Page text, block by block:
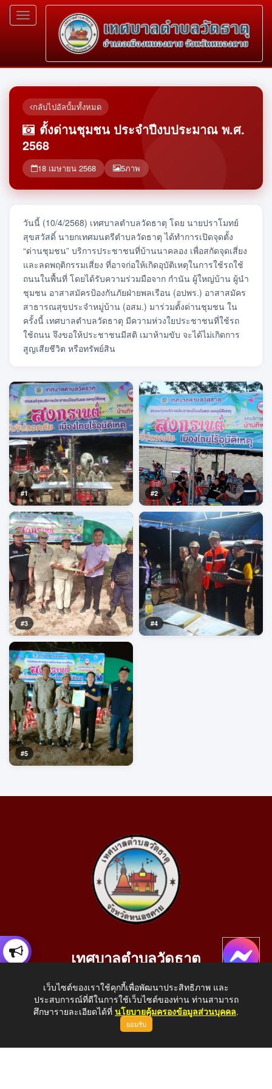
Toggle
navigation
กลับไปอัลบั้มทั้งหมด
ตั้งด่านชุมชน ประจำปีงบประมาณ พ.ศ.
2568
18 เมษายน 2568 5ภาพ
วันนี้ (10/4/2568) เทศบาลตำบลวัดธาตุ โดย นายปราโมทย์
สุขสวัสดิ์ นายกเทศมนตรีตำบลวัดธาตุ ได้ทำการเปิดจุดตั้ง
“ด่านชุมชน” บริการประชาชนที่บ้านนาคลอง เพื่อสกัดจุดเสี่ยง
และลดพฤติกรรมเสี่ยง ที่อาจก่อให้เกิดอุบัติเหตุในการใช้รถใช้
ถนนในพื้นที่ โดยได้รับความร่วมมือจาก กำนัน ผู้ใหญ่บ้าน ผู้นำ
ชุมชน อาสาสมัครป้องกันภัยฝ่ายพลเรือน (อปพร.) อาสาสมัคร
สาธารณสุขประจำหมู่บ้าน (อสม.) มาร่วมตั้งด่านชุมชน ใน
ครั้งนี้ เทศบาลตำบลวัดธาตุ มีความห่วงใยประชาชนที่ใช้รถ
ใช้ถนน จึงขอให้ประชาชนมีสติ เมาห้ามขับ จะได้ไม่เกิดการ
สูญเสียชีวิต หรือทรัพย์สิน
#1 #2
#3 #4
#5
เทศบาลตำบลวัดธาตุ
อ.เมือง จ.หนองคาย 43000
โทรศัพท์: 042-414758 โทรสาร: 042-414759
E-Mail: saraban_05430110@dla.go.th
เว็บไซต์ของเราใช้คุกกี้เพื่อพัฒนาประสิทธิภาพ และ
ประสบการณ์ที่ดีในการใช้เว็บไซต์ของท่าน ท่านสามารถ
ศึกษารายละเอียดได้ที่ นโยบายคุ้มครองข้อมูลส่วนบุคคล.
ยอมรับ